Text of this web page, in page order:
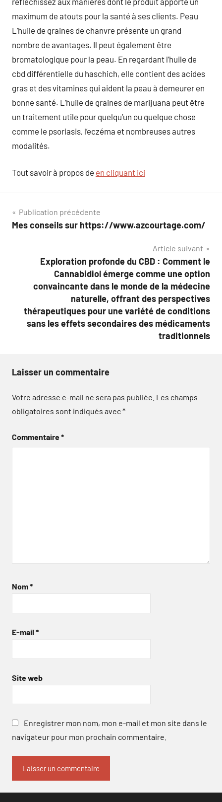
maximum de atouts pour la santé à ses clients. Peau
L’huile de graines de chanvre présente un grand
nombre de avantages. Il peut également être
bromatologique pour la peau. En regardant l’huile de
cbd différentielle du haschich, elle contient des acides
gras et des vitamines qui aident la peau à demeurer en
bonne santé. L’huile de graines de marijuana peut être
un traitement utile pour quelqu’un ou quelque chose
comme le psoriasis, l’eczéma et nombreuses autres
modalités.
Tout savoir à propos de en cliquant ici
Navigation
de
Publication précédente
Mes conseils sur https://www.azcourtage.com/
Article suivant
Exploration profonde du CBD : Comment le
Cannabidiol émerge comme une option
convaincante dans le monde de la médecine
naturelle, offrant des perspectives
thérapeutiques pour une variété de conditions
sans les effets secondaires des médicaments
traditionnels
Laisser un commentaire
Votre adresse e-mail ne sera pas publiée. Les champs
obligatoires sont indiqués avec*
Commentaire*
Nom*
E-mail *
Site web
Enregistrer mon nom, mon e-mail et mon site dans le
navigateur pour mon prochain commentaire.